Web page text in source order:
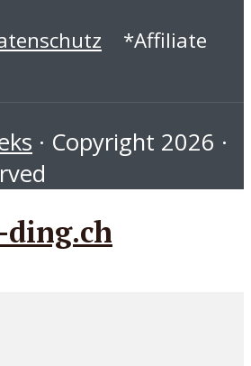
*Affiliate
· Copyright 2026 ·